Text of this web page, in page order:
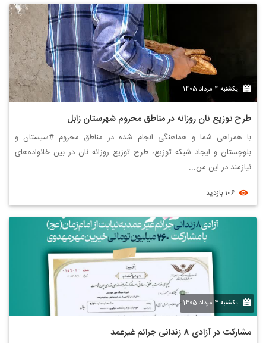
یکشنبه 4 مرداد 1405
طرح توزیع نان روزانه در مناطق محروم شهرستان زابل
با همراهی شما و هماهنگی انجام شده در مناطق محروم #سیستان و
بلوچستان و ایجاد شبکه توزیع، طرح توزیع روزانه نان در بین خانواده‌های
نیازمند در این من...
یکشنبه 4 مرداد 1405
مشارکت در آزادی 8 زندانی جرائم غیرعمد